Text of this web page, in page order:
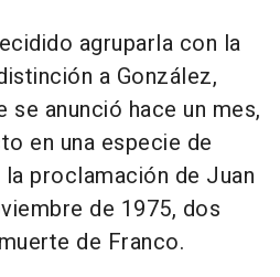
agruparla con la
a González,
se anunció hace un mes,
en una especie de
proclamación de Juan
de 1975, dos
de Franco.